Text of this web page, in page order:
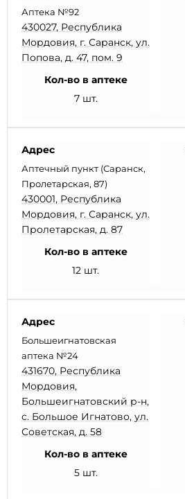
Аптека №92
430027, Республика
Мордовия, г. Саранск, ул.
Попова, д. 47, пом. 9
Кол-во в аптеке
7 шт.
Адрес
Аптечный пункт (Саранск,
Пролетарская, 87)
430001, Республика
Мордовия, г. Саранск, ул.
Пролетарская, д. 87
Кол-во в аптеке
12 шт.
Адрес
Большеигнатовская
аптека №24
431670, Республика
Мордовия,
Большеигнатовский р-н,
с. Большое Игнатово, ул.
Советская, д. 58
Кол-во в аптеке
5 шт.